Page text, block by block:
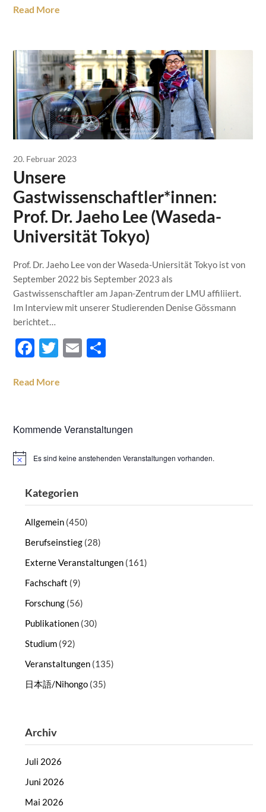
Read More
20. Februar 2023
Unsere
Gastwissenschaftler*innen:
Prof. Dr. Jaeho Lee (Waseda-
Universität Tokyo)
Prof. Dr. Jaeho Lee von der Waseda-Uniersität Tokyo ist von
September 2022 bis September 2023 als
Gastwissenschaftler am Japan-Zentrum der LMU affiliiert.
Im Interview mit unserer Studierenden Denise Gössmann
berichtet…
Facebook
Twitter
Email
Read More
Kommende Veranstaltungen
HinweisEs sind keine anstehenden Veranstaltungen vorhanden.
Kategorien
Allgemein (450)
Berufseinstieg (28)
Externe Veranstaltungen (161)
Fachschaft (9)
Forschung (56)
Publikationen (30)
Studium (92)
Veranstaltungen (135)
日本語/Nihongo (35)
Archiv
Juli 2026
Juni 2026
Mai 2026